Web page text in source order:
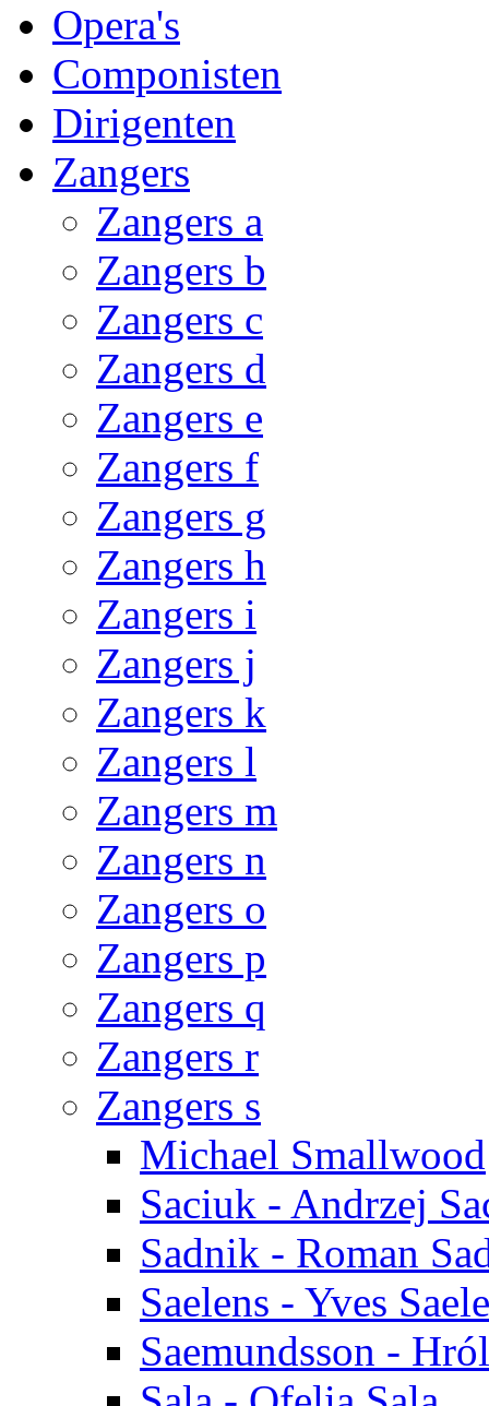
Opera's
Componisten
Dirigenten
Zangers
Zangers a
Zangers b
Zangers c
Zangers d
Zangers e
Zangers f
Zangers g
Zangers h
Zangers i
Zangers j
Zangers k
Zangers l
Zangers m
Zangers n
Zangers o
Zangers p
Zangers q
Zangers r
Zangers s
Michael Smallwood
Saciuk - Andrzej
Sadnik - Roman
Saelens - Yves
Saemundsson -